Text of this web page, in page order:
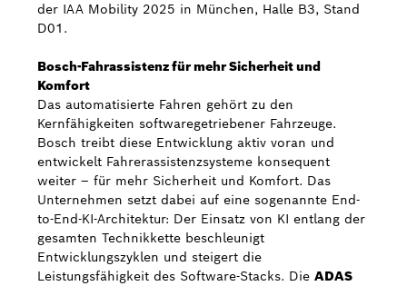
der IAA Mobility 2025 in München, Halle B3, Stand
D01.
Bosch-Fahrassistenz für mehr Sicherheit und
Komfort
Das automatisierte Fahren gehört zu den
Kernfähigkeiten softwaregetriebener Fahrzeuge.
Bosch treibt diese Entwicklung aktiv voran und
entwickelt Fahrerassistenzsysteme konsequent
weiter – für mehr Sicherheit und Komfort. Das
Unternehmen setzt dabei auf eine sogenannte End-
to-End-KI-Architektur: Der Einsatz von KI entlang der
gesamten Technikkette beschleunigt
Entwicklungszyklen und steigert die
Leistungsfähigkeit des Software-Stacks. Die ADAS